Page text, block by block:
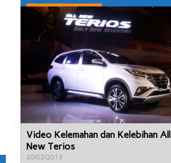
Video Kelemahan dan Kelebihan All
New Terios
20/02/2018